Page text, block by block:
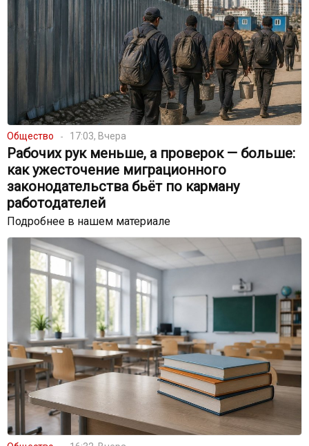
Общество 17:03, Вчера
Рабочих рук меньше, а проверок — больше:
как ужесточение миграционного
законодательства бьёт по карману
работодателей
Подробнее в нашем материале